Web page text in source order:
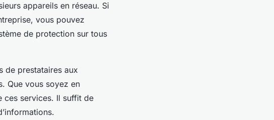
appareils en réseau. Si
vous pouvez
de protection sur tous
de prestataires aux
Que vous soyez en
ces services. Il suffit de